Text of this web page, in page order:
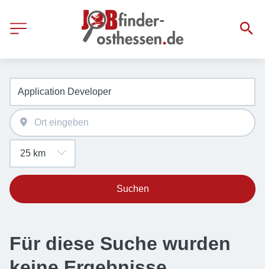
Suchen
Für diese Suche wurden